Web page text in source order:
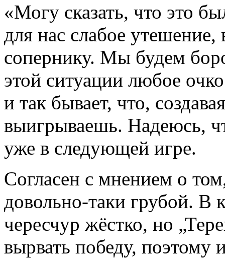
«Могу сказать, что это
для нас слабое утешение,
сопернику. Мы будем
этой ситуации любое
и так бывает, что,
выигрываешь. Надеюсь,
уже в следующей игре.
Согласен с мнением о
довольно-таки грубой. В
чересчур жёстко, но
вырвать победу, поэтому